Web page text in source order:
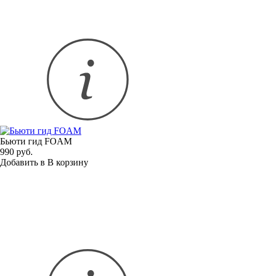
Бьюти гид FOAM
990 руб.
Добавить в В корзину